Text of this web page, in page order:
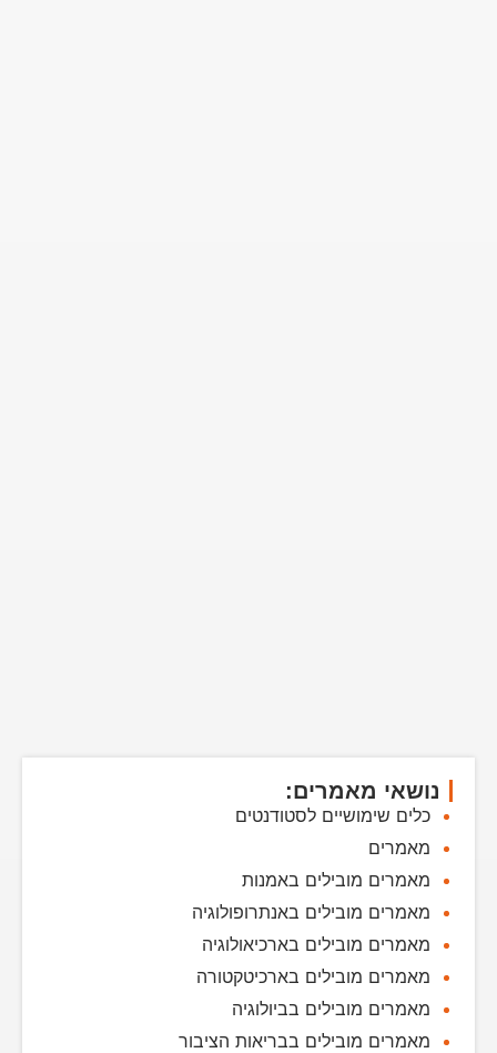
נושאי מאמרים:
כלים שימושיים לסטודנטים
מאמרים
מאמרים מובילים באמנות
מאמרים מובילים באנתרופולוגיה
מאמרים מובילים בארכיאולוגיה
מאמרים מובילים בארכיטקטורה
מאמרים מובילים בביולוגיה
מאמרים מובילים בבריאות הציבור